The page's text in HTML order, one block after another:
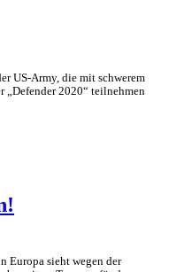
US-Army, die mit schwerem
„Defender 2020“ teilnehmen
Europa sieht wegen der